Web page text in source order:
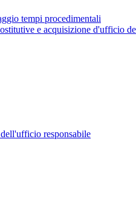
tempi procedimentali
e acquisizione d'ufficio
responsabile